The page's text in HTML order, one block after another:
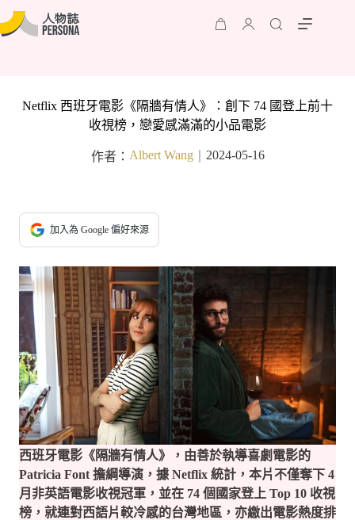
Netflix 西班牙電影《隔牆有情人》：創下 74 國登上前十
收視榜，戀愛感滿滿的小品電影
作者： Albert Wang｜ 2024-05-16
加入為 Google 偏好來源
西班牙電影《隔牆有情人》，由善於執導喜劇電影的
Patricia Font 擔綱導演，據 Netflix 統計，本片不僅奪下 4
月非英語電影收視冠軍，並在 74 個國家登上 Top 10 收視
榜，就連對西語片較冷感的台灣地區，亦繳出電影熱度排